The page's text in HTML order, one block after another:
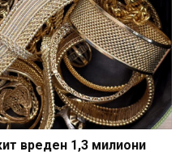
вреден 1,3 милиони